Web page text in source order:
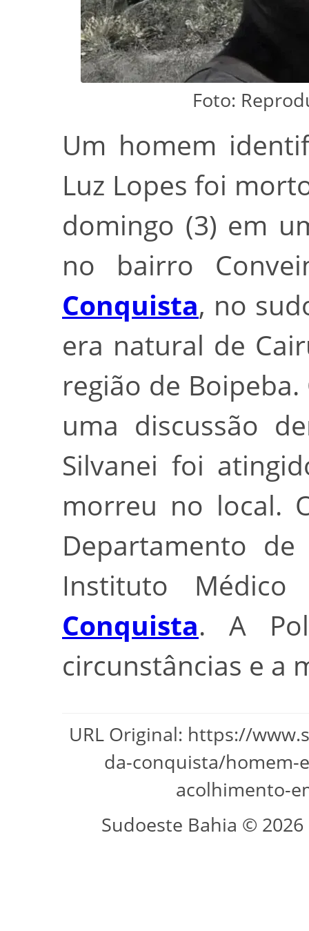
Foto:
Um homem
Luz Lopes foi
domingo (3) em
no bairro
Conquista, no
era natural de
região de
uma discussão
Silvanei foi
morreu no local.
Departamento
Instituto
Conquista. A
circunstâncias e a
URL Original: https://
da-conquista/homem-
acolhimento-
Sudoeste Bahia ©